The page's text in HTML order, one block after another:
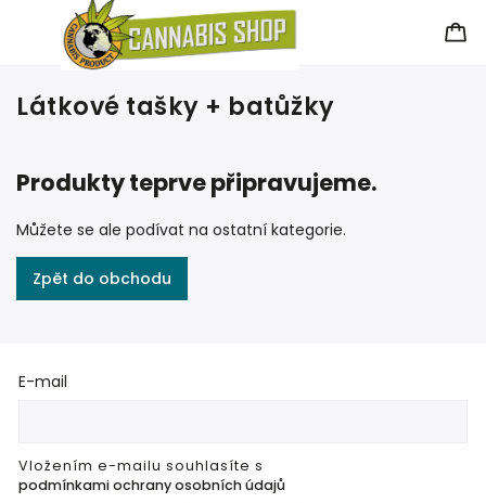
Látkové tašky + batůžky
Produkty teprve připravujeme.
Můžete se ale podívat na ostatní kategorie.
Zpět do obchodu
E-mail
Vložením e-mailu souhlasíte s
podmínkami ochrany osobních údajů